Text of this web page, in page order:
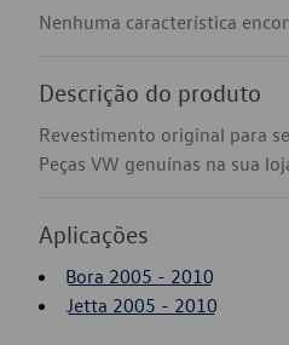
Nenhuma característica
Descrição do produto
Revestimento original para
Peças VW genuínas na sua
Aplicações
Bora 2005 - 2010
Jetta 2005 - 2010